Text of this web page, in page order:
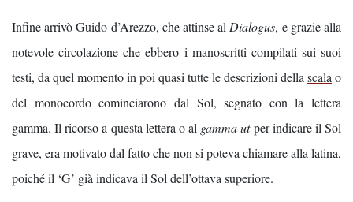
Infine arrivò Guido d’Arezzo, che attinse al Dialogus, e grazie alla
notevole circolazione che ebbero i manoscritti compilati sui suoi
testi, da quel momento in poi quasi tutte le descrizioni della scala o
del monocordo cominciarono dal Sol, segnato con la lettera
gamma. Il ricorso a questa lettera o al gamma utper indicare il Sol
grave, era motivato dal fatto che non si poteva chiamare alla latina,
poiché il ‘G’ già indicava il Sol dell’ottava superiore.